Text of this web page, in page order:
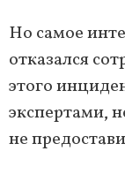
Но самое
отказался
этого
экспертами,
не